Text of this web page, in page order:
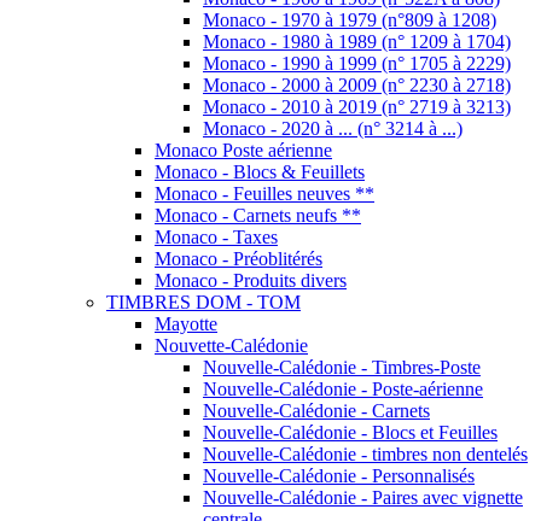
Nouvette-Calédonie
Nouvelle-Calédonie - Timbres-Poste
Nouvelle-Calédonie - Poste-aérienne
Nouvelle-Calédonie - Carnets
Nouvelle-Calédonie - Blocs et Feuilles
Nouvelle-Calédonie - timbres non dentelés
Nouvelle-Calédonie - Personnalisés
Nouvelle-Calédonie - Paires avec vignette
centrale
Nouvelle-Calédonie - Divers
Polynésie
Polynésie - Timbres-Poste
Polynésie - Poste Aérienne
Polynésie - Paires avec vignette
Polynésie - Blocs et feuillets
Polynésie - Carnets
Polynésie - Timbres de Service
Polynésie - Timbres-taxe et divers
Saint-Pierre et Miquelon
SPM - Années complètes
SPM - Timbres-Poste
SPM - Poste Aérienne
SPM - Blocs et Feuillets
SPM - Carnets